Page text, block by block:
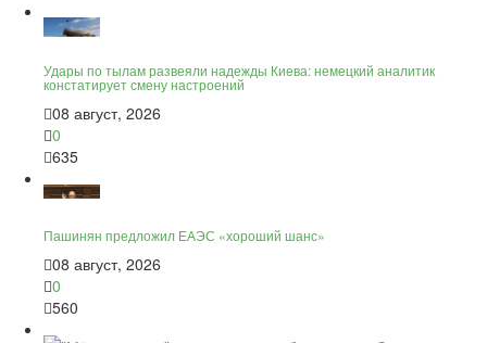
Удары по тылам развеяли надежды Киева: немецкий аналитик
констатирует смену настроений
08 август, 2026
0
635
Пашинян предложил ЕАЭС «хороший шанс»
08 август, 2026
0
560